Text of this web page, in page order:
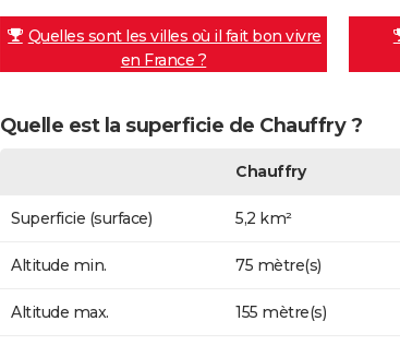
Quelles sont les villes où il fait bon vivre
en France ?
Quelle est la superficie de Chauffry ?
Chauffry
Superficie (surface) 5,2 km²
Altitude min. 75 mètre(s)
Altitude max. 155 mètre(s)